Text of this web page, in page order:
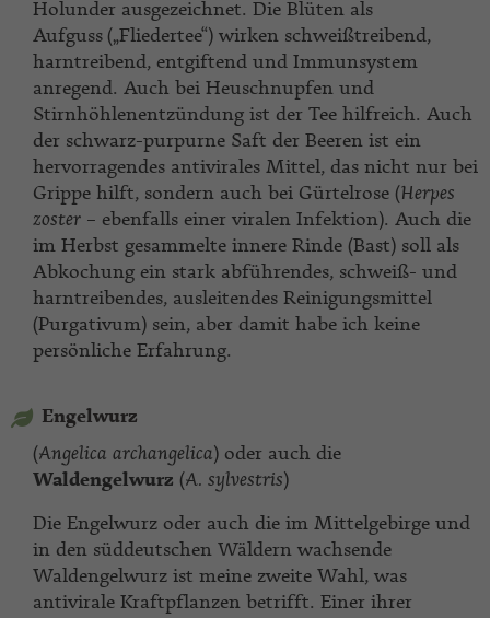
Holunder ausgezeichnet. Die Blüten als
Aufguss („Fliedertee“) wirken schweißtreibend,
harntreibend, entgiftend und Immunsystem
anregend. Auch bei Heuschnupfen und
Stirnhöhlenentzündung ist der Tee hilfreich. Auch
der schwarz-purpurne Saft der Beeren ist ein
hervorragendes antivirales Mittel, das nicht nur bei
Grippe hilft, sondern auch bei Gürtelrose (Herpes
zoster – ebenfalls einer viralen Infektion). Auch die
im Herbst gesammelte innere Rinde (Bast) soll als
Abkochung ein stark abführendes, schweiß- und
harntreibendes, ausleitendes Reinigungsmittel
(Purgativum) sein, aber damit habe ich keine
persönliche Erfahrung.
Engelwurz
(Angelica archangelica) oder auch die
Waldengelwurz (A. sylvestris)
Die Engelwurz oder auch die im Mittelgebirge und
in den süddeutschen Wäldern wachsende
Waldengelwurz ist meine zweite Wahl, was
antivirale Kraftpflanzen betrifft. Einer ihrer